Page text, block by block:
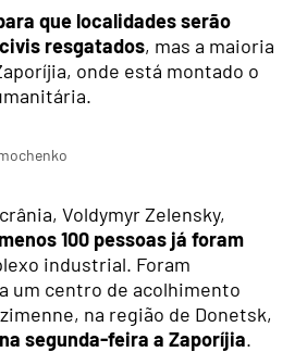
que localidades serão
resgatados, mas a maioria
onde está montado o
Voldymyr Zelensky,
100 pessoas já foram
industrial. Foram
um centro de acolhimento
na região de Donetsk,
segunda-feira a Zaporíjia.